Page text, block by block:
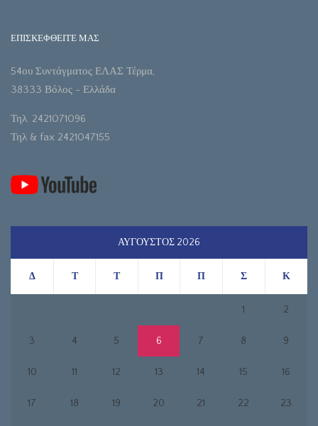
ΕΠΙΣΚΕΦΘΕΙΤΕ ΜΑΣ
54ου Συντάγματος ΕΛΑΣ Τέρμα,
38333 Βόλος - Ελλάδα
Τηλ. 2421071096
Τηλ & fax 2421047155
ΑΎΓΟΥΣΤΟΣ 2026
Δ Τ Τ Π Π Σ Κ
1 2
3 4 5 6 7 8 9
10 11 12 13 14 15 16
17 18 19 20 21 22 23